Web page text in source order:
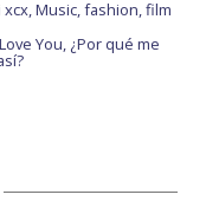
xcx, Music, fashion, film
You, ¿Por qué me